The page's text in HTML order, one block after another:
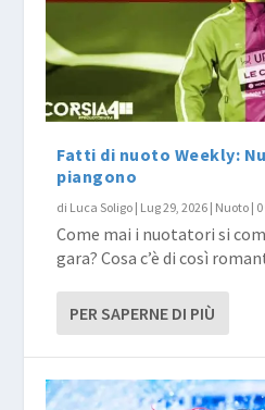
Fatti di nuoto Weekly:
piangono
di Luca Soligo | Lug 29, 2026 | Nuoto | 0
Come mai i nuotatori si
gara? Cosa c’è di così
PER SAPERNE DI PIÙ